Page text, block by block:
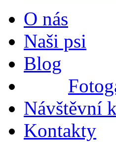
O nás
Naši psi
Blog
Návštěvní
Kontakty